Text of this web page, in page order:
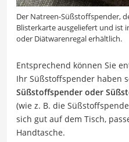
Der Natreen-Süßstoffspender,
Blisterkarte ausgeliefert und ist
oder Diätwarenregal erhältlich.
Entsprechend können Sie
Ihr Süßstoffspender haben
Süßstoffspender oder
(wie z. B. die
sich gut auf dem Tisch,
Handtasche.